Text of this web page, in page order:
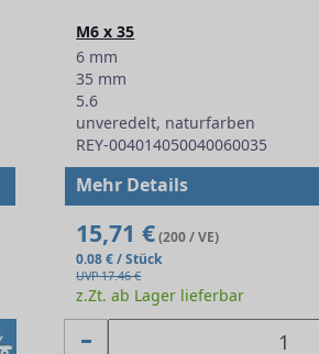
M6 x 35
6 mm
35 mm
5.6
unveredelt, naturfarben
REY-004014050040060035
Mehr Details
15,71 €(200 / VE)
0.08 € / Stück
UVP 17.46 €
z.Zt. ab Lager lieferbar